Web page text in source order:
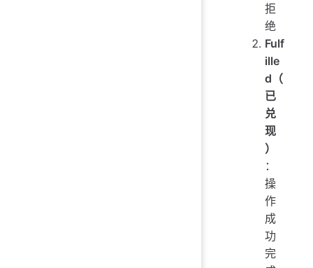
拒
绝
Fulf
ille
d（
已
兑
现
）
：
操
作
成
功
完